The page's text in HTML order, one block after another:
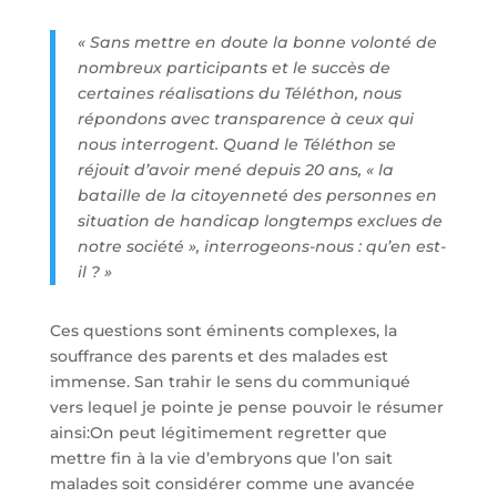
« Sans mettre en doute la bonne volonté de
nombreux participants et le succès de
certaines réalisations du Téléthon, nous
répondons avec transparence à ceux qui
nous interrogent. Quand le Téléthon se
réjouit d’avoir mené depuis 20 ans, « la
bataille de la citoyenneté des personnes en
situation de handicap longtemps exclues de
notre société », interrogeons-nous : qu’en est-
il ? »
Ces questions sont éminents complexes, la
souffrance des parents et des malades est
immense. San trahir le sens du communiqué
vers lequel je pointe je pense pouvoir le résumer
ainsi:On peut légitimement regretter que
mettre fin à la vie d’embryons que l’on sait
malades soit considérer comme une avancée